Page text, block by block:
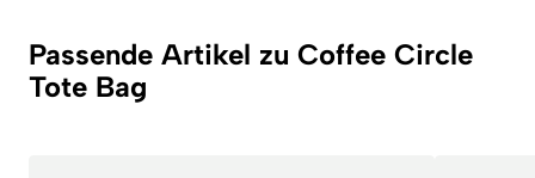
Passende Artikel zu Coffee Circle
Tote Bag